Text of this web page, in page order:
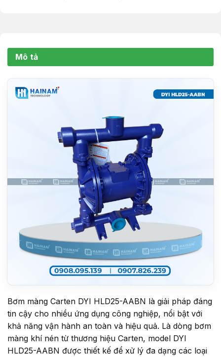
Mô tả
Bơm màng Carten DYI HLD25-AABN là giải pháp đáng
tin cậy cho nhiều ứng dụng công nghiệp, nổi bật với
khả năng vận hành an toàn và hiệu quả. Là dòng bơm
màng khí nén từ thương hiệu Carten, model DYI
HLD25-AABN được thiết kế để xử lý đa dạng các loại